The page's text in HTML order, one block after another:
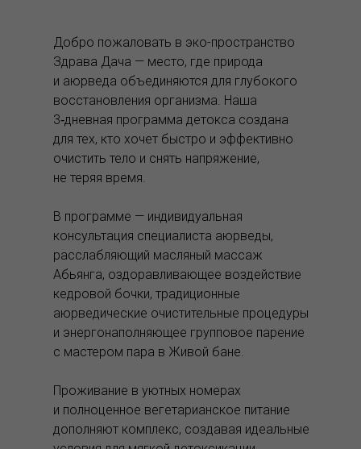
Добро пожаловать в эко-пространство
Здрава Дача — место, где природа
и аюрведа объединяются для глубокого
восстановления организма. Наша
3‑дневная программа детокса создана
для тех, кто хочет быстро и эффективно
очистить тело и снять напряжение,
не теряя время.
В программе — индивидуальная
консультация специалиста аюрведы,
расслабляющий масляный массаж
Абьянга, оздоравливающее воздействие
кедровой бочки, традиционные
аюрведические очистительные процедуры
и энергонаполняющее групповое парение
с мастером пара в Живой бане.
Проживание в уютных номерах
и полноценное вегетарианское питание
дополняют комплекс, создавая идеальные